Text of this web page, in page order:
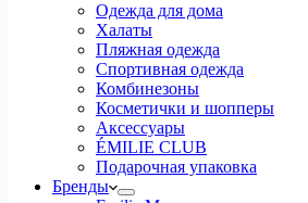
Одежда для дома
Халаты
Пляжная одежда
Спортивная одежда
Комбинезоны
Косметички и шопперы
Аксессуары
ÉMILIE CLUB
Подарочная упаковка
Бренды